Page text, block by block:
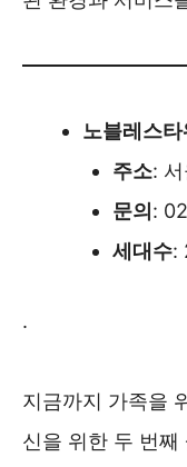
노블레스
주소:
문의 :
세대수:
.
지금까지 가족을
신을 위한 두 번